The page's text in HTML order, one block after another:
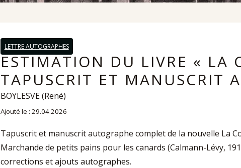
LETTRE AUTOGRAPHES
ESTIMATION DU LIVRE « LA
TAPUSCRIT ET MANUSCRIT
BOYLESVE (René)
Ajouté le : 29.04.2026
Tapuscrit et manuscrit autographe complet de la nouvelle La
Marchande de petits pains pour les canards (Calmann-Lévy,
corrections et ajouts autographes.